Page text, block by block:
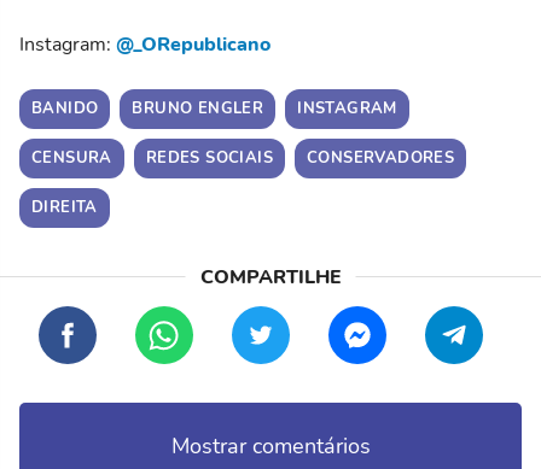
Instagram: @_ORepublicano
BANIDO BRUNO ENGLER INSTAGRAM
CENSURA REDES SOCIAIS CONSERVADORES
DIREITA
Mostrar comentários